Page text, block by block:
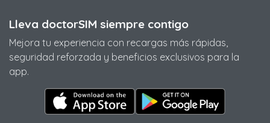
Lleva doctorSIM siempre contigo
Mejora tu experiencia con recargas más rápidas,
seguridad reforzada y beneficios exclusivos para la
app.